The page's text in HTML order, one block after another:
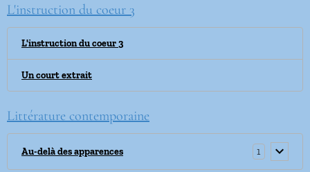
L'instruction du coeur 3
L'instruction du coeur 3
Un court extrait
Littérature contemporaine
Au-delà des apparences 1